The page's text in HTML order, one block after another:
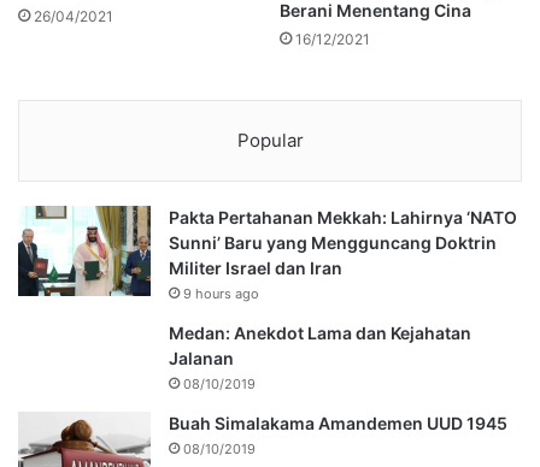
26/04/2021
Berani Menentang Cina
16/12/2021
Popular
Pakta Pertahanan Mekkah: Lahirnya ‘NATO
Sunni’ Baru yang Mengguncang Doktrin
Militer Israel dan Iran
9 hours ago
Medan: Anekdot Lama dan Kejahatan
Jalanan
08/10/2019
Buah Simalakama Amandemen UUD 1945
08/10/2019